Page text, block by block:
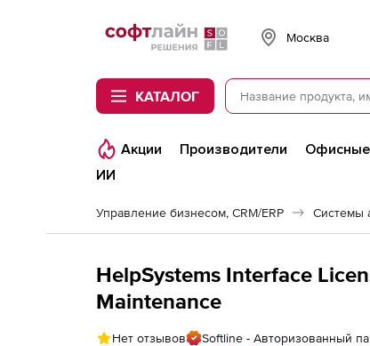
Softline
Москва
КАТАЛОГ
Акции Производители
ИИ
Управление бизнесом, CRM/ERP Системы
HelpSystems Interface
Maintenance
Нет отзывов
Softline - Авторизованный